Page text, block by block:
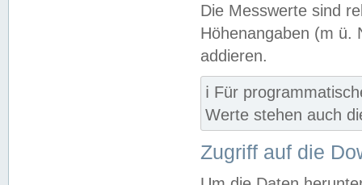
Die Messwerte sind
Höhenangaben (m ü.
addieren.
ℹ️ Für
Werte stehen auch
Zugriff auf die